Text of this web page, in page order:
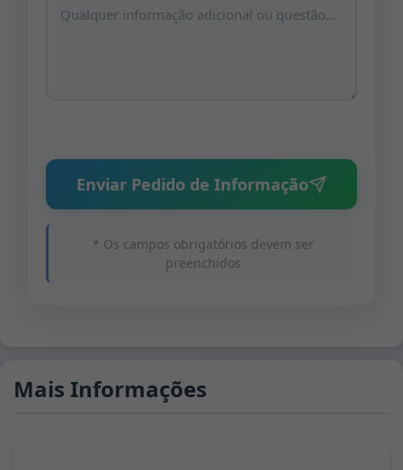
Enviar Pedido de Informação
* Os campos obrigatórios devem ser
preenchidos
Mais Informações